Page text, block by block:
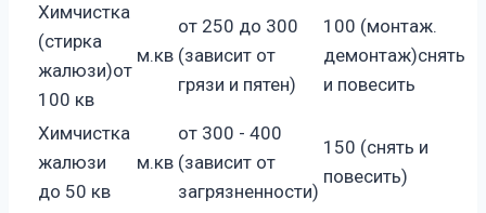
Химчистка
(стирка
жалюзи)от
100 кв
м.кв
от 250 до 300
(зависит от
грязи и пятен)
100 (монтаж.
демонтаж)снять
и повесить
Химчистка
жалюзи
до 50 кв
м.кв
от 300 - 400
(зависит от
загрязненности)
150 (снять и
повесить)